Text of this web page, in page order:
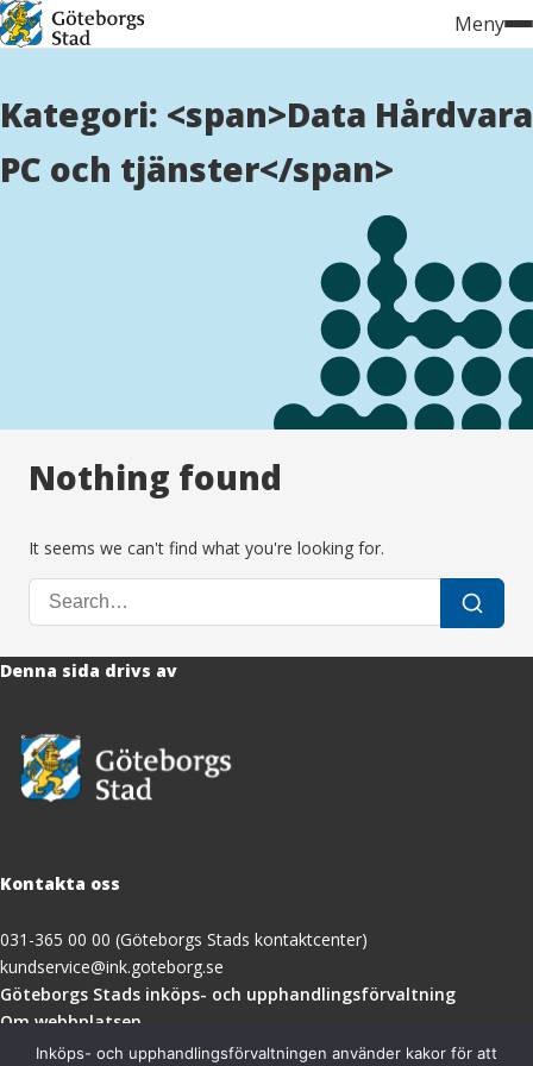
Hoppa
till
Meny
Kategori: <span>Data Hårdvara
PC och tjänster</span>
Nothing found
It seems we can't find what you're looking for.
Search
for:
Search
Denna sida drivs av
Kontakta oss
031-365 00 00 (Göteborgs Stads kontaktcenter)
kundservice@ink.goteborg.se
Göteborgs Stads inköps- och upphandlingsförvaltning(öppnas
nytt
Om webbplatsen
Tillgänglighetsredogörelse
Inköps- och upphandlingsförvaltningen använder kakor för att